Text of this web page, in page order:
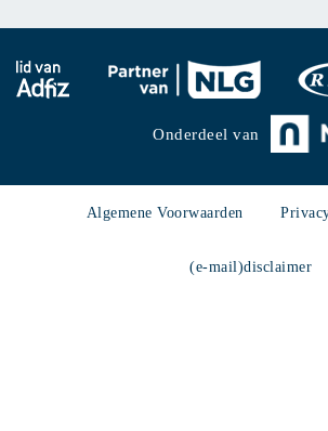
Onderdeel van
Algemene Voorwaarden
(e-mail)disclaimer